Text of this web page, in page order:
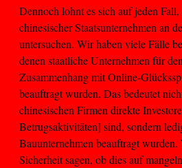
Dennoch lohnt es sich auf jeden
chinesischer Staatsunternehmen an
untersuchen. Wir haben viele Fälle
denen staatliche Unternehmen für
Zusammenhang mit Online-
beauftragt wurden. Das bedeutet
chinesischen Firmen direkte
Betrugsaktivitäten] sind, sondern
Bauunternehmen beauftragt
Sicherheit sagen, ob dies auf